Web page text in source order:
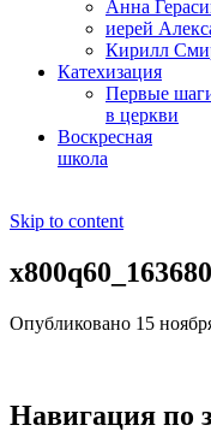
Анна
иерей
Кирилл
Катехизация
Первые
в церкви
Воскресная
школа
Skip to content
Опубликовано 15
Навигация по